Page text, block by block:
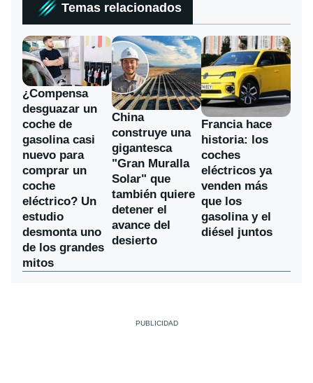
Temas relacionados
¿Compensa
desguazar un
coche de
gasolina casi
nuevo para
comprar un
coche
eléctrico? Un
estudio
desmonta uno
de los grandes
mitos
China
construye una
gigantesca
"Gran Muralla
Solar" que
también quiere
detener el
avance del
desierto
Francia hace
historia: los
coches
eléctricos ya
venden más
que los
gasolina y el
diésel juntos